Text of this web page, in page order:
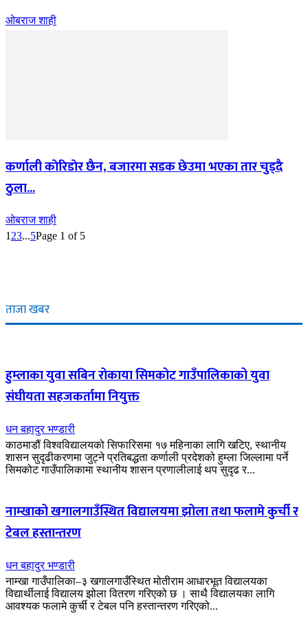
ओबराज शाही
कर्णाली काेरिडाेर छैन, बजारमा सडक छेउमा भएका तार चुड्दै
ठुला...
ओबराज शाही
1 23...5Page 1 of 5
ताजा खबर
हुम्लाका युवा सबिन रोकाया सिमकोट गाउँपालिकाको युवा
संघीयता सहजकर्तामा नियुक्त
धन बहादुर भण्डारी
काठमाडौं विश्वविद्यालयको सिफारिसमा १७ महिनाका लागि खटिए, स्थानीय
शासन सुदृढीकरणमा जुट्ने प्रतिबद्धता कर्णाली प्रदेशको हुम्ला जिल्लामा पर्ने
सिमकोट गाउँपालिकामा स्थानीय शासन प्रणालीलाई थप सुदृढ र...
नाम्खाको खगालगाउँस्थित विद्यालयमा झोला तथा फलामे कुर्ची र
टेबल हस्तान्तरण
धन बहादुर भण्डारी
नाम्खा गाउँपालिका–३ खगालगाउँस्थित मोतीराम आधारभूत विद्यालयका
विद्यार्थीलाई विद्यालय झोला वितरण गरिएको छ । साथै विद्यालयका लागि
आवश्यक फलामे कुर्ची र टेबल पनि हस्तान्तरण गरिएको...